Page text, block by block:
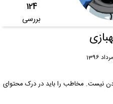
124
بررسی
1396
نیست. مخاطب را باید در درک محتوای